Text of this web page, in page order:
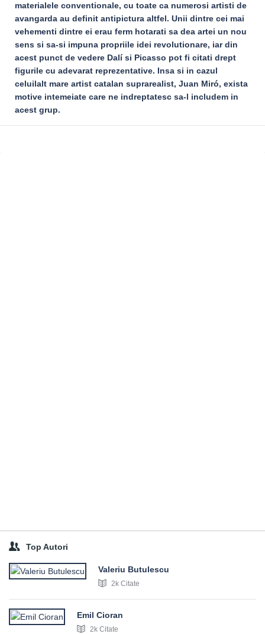
materialele conventionale, cu toate ca numerosi artisti de
avangarda au definit antipictura altfel. Unii dintre cei mai
vehementi dintre ei erau ferm hotarati sa dea artei un nou
sens si sa-si impuna propriile idei revolutionare, iar din
acest punct de vedere Dalí si Picasso pot fi citati drept
figurile cu adevarat reprezentative. Insa si in cazul
celuilalt mare artist catalan suprarealist, Juan Miró, exista
motive intemeiate care ne indreptatesc sa-l includem in
acest grup.
Top Autori
Valeriu Butulescu
2k Citate
Emil Cioran
2k Citate